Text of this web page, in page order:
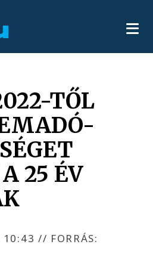
TŐL
25 ÉV
10:43 // FORRÁS: